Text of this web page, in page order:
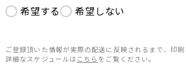
希望する 希望しない
ご登録頂いた情報が実際の配送に反映されるまで、印
詳細なスケジュールは こちら をご覧ください。